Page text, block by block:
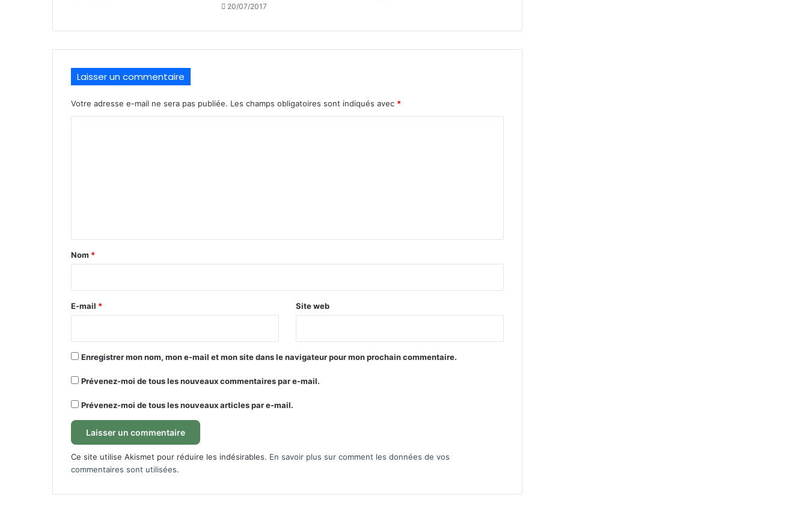
20/07/2017
Laisser un commentaire
Votre adresse e-mail ne sera pas publiée. Les champs obligatoires sont indiqués avec *
a
e
Nom *
E-mail * Site web
Enregistrer mon nom, mon e-mail et mon site dans le navigateur pour mon prochain commentaire.
Prévenez-moi de tous les nouveaux commentaires par e-mail.
Prévenez-moi de tous les nouveaux articles par e-mail.
Ce site utilise Akismet pour réduire les indésirables. En savoir plus sur comment les données de vos
commentaires sont utilisées.